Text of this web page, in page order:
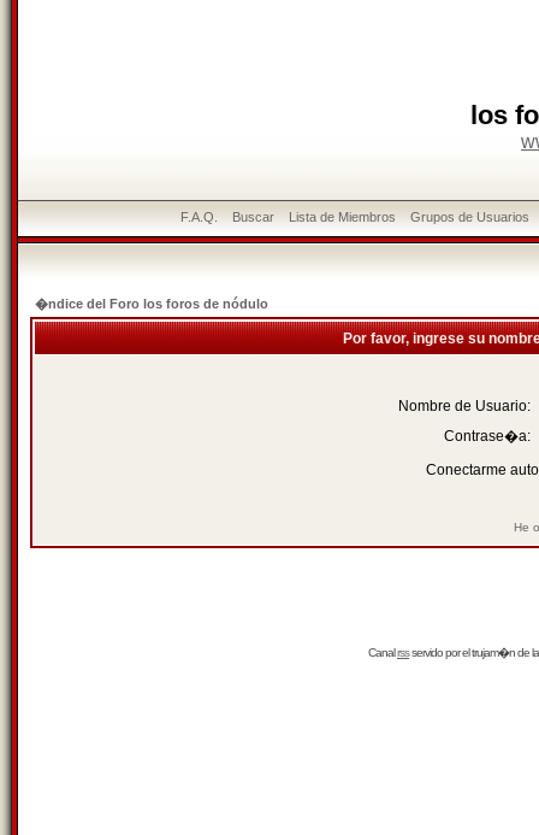
los
F.A.Q. Buscar Lista de Miembros Grupos de Usuarios
�ndice del Foro los foros de nódulo
Por favor, ingrese su
Nombre de Usuario:
Contrase�a:
Conectarme
He
Canalrssservido por eltrujam�nde